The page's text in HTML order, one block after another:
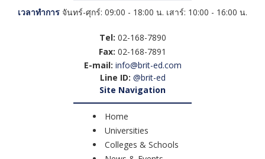
เวลาทำการ จันทร์-ศุกร์: 09:00 - 18:00 น. เสาร์: 10:00 - 16:00 น.
Tel: 02-168-7890
Fax: 02-168-7891
E-mail: info@brit-ed.com
Line ID: @brit-ed
Site Navigation
Home
Universities
Colleges & Schools